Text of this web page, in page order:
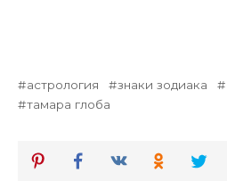
астрология знаки зодиака
тамара глоба